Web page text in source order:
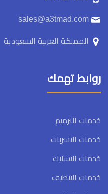
المملكة العربية السعودية
روابط تهمك
خدمات الترميم
خدمات التسربات
خدمات التسليك
خدمات التنظيف